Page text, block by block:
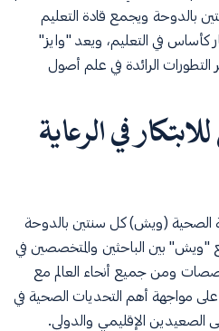
بالدوحة ويجمع قادة التعليم
كأساس في التعليم، ويعد "وايز"
التطورات الرائدة في علم أصول
في الرعاية
الصحية (ويش) كل سنتين بالدوحة
"ويش" بين الباحثين والمتخصصين في
ومن جميع أنحاء العالم مع
على مواجهة أهم التحديات الصحية في
الصعيدين الإقليمي والدولي.